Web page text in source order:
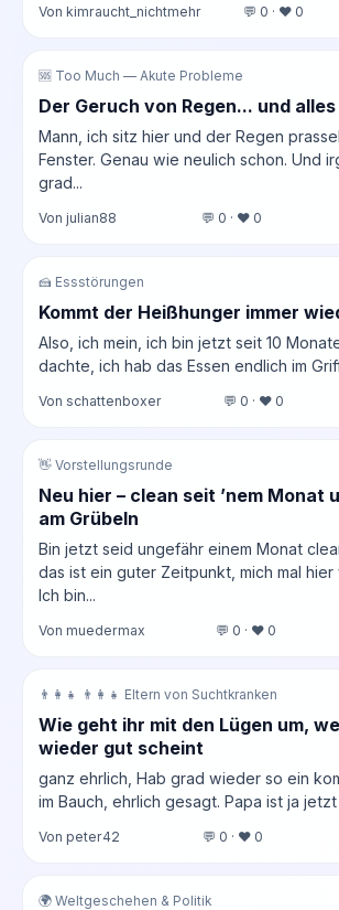
Von kimraucht_nichtmehr 💬 0 · ❤️ 0
🆘 Too Much — Akute Probleme
Der Geruch von Regen... und
Mann, ich sitz hier und der Regen
Fenster. Genau wie neulich schon. Und
grad...
Von julian88 💬 0 · ❤️ 0
🍰 Essstörungen
Kommt der Heißhunger immer
Also, ich mein, ich bin jetzt seit 10
dachte, ich hab das Essen endlich im
Von schattenboxer 💬 0 · ❤️ 0
👋 Vorstellungsrunde
Neu hier – clean seit ’nem Monat
am Grübeln
Bin jetzt seid ungefähr einem Monat
das ist ein guter Zeitpunkt, mich mal hier
Ich bin...
Von muedermax 💬 0 · ❤️ 0
👨‍👩‍👧 👨‍👩‍👧 Eltern von Suchtkranken
Wie geht ihr mit den Lügen um,
wieder gut scheint
ganz ehrlich, Hab grad wieder so ein
im Bauch, ehrlich gesagt. Papa ist ja jetzt
Von peter42 💬 0 · ❤️ 0
🌍 Weltgeschehen & Politik